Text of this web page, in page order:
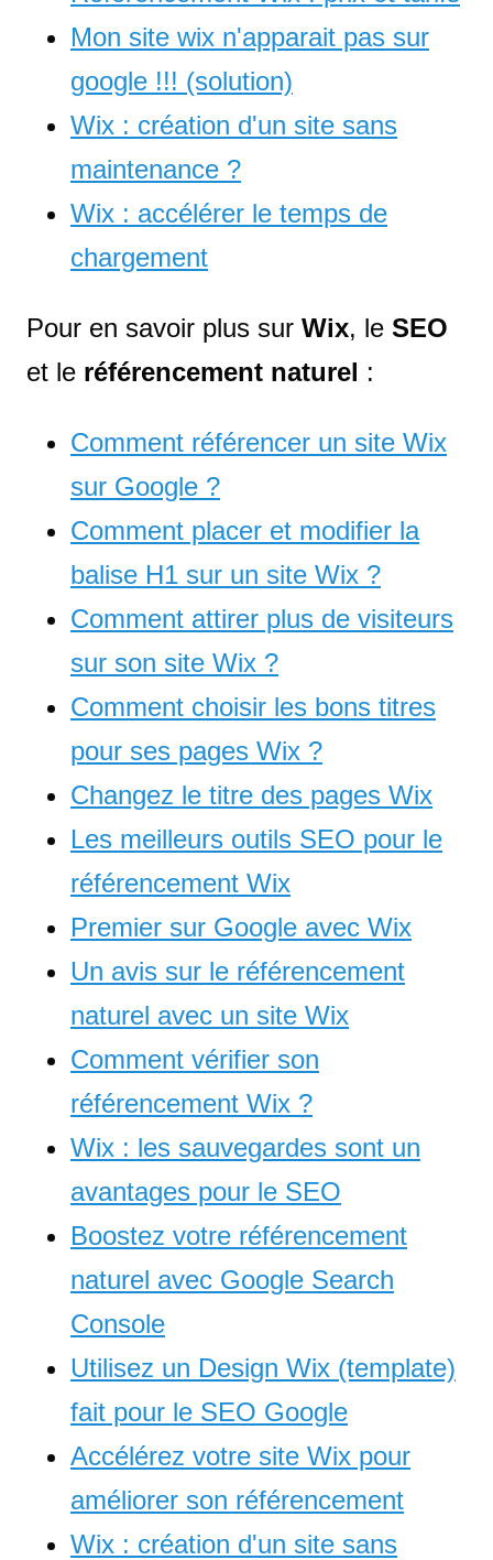
Mon site wix n'apparait pas sur
google !!! (solution)
Wix : création d'un site sans
maintenance ?
Wix : accélérer le temps de
chargement
Pour en savoir plus sur Wix, le SEO
et le référencement naturel :
Comment référencer un site Wix
sur Google ?
Comment placer et modifier la
balise H1 sur un site Wix ?
Comment attirer plus de visiteurs
sur son site Wix ?
Comment choisir les bons titres
pour ses pages Wix ?
Changez le titre des pages Wix
Les meilleurs outils SEO pour le
référencement Wix
Premier sur Google avec Wix
Un avis sur le référencement
naturel avec un site Wix
Comment vérifier son
référencement Wix ?
Wix : les sauvegardes sont un
avantages pour le SEO
Boostez votre référencement
naturel avec Google Search
Console
Utilisez un Design Wix (template)
fait pour le SEO Google
Accélérez votre site Wix pour
améliorer son référencement
Wix : création d'un site sans